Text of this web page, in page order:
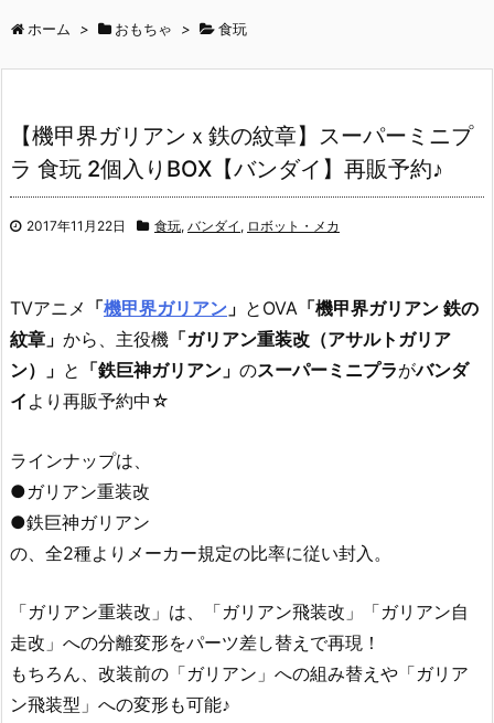
ホーム > おもちゃ > 食玩
【機甲界ガリアンｘ鉄の紋章】スーパーミニプ
ラ 食玩 2個入りBOX【バンダイ】再販予約♪
2017年11月22日 食玩, バンダイ , ロボット・メカ
TVアニメ 「機甲界ガリアン 」 とOVA 「機甲界ガリアン 鉄の
紋章」 から、主役機 「ガリアン重装改（アサルトガリア
ン）」 と 「鉄巨神ガリアン」 のスーパーミニプラがバンダ
イ より再販予約中☆
ラインナップは、
●ガリアン重装改
●鉄巨神ガリアン
の、全2種よりメーカー規定の比率に従い封入。
「ガリアン重装改」は、「ガリアン飛装改」「ガリアン自
走改」への分離変形をパーツ差し替えで再現！
もちろん、改装前の「ガリアン」への組み替えや「ガリア
ン飛装型」への変形も可能♪